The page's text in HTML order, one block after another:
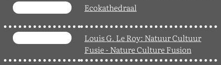
Ecokathedraal
Louis G. Le Roy: Natuur Cultuur
Fusie - Nature Culture Fusion